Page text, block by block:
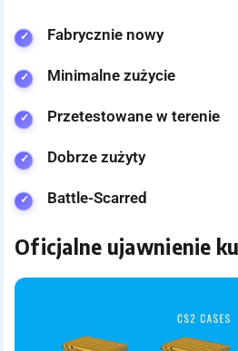
Fabrycznie nowy
Minimalne zużycie
Przetestowane w terenie
Dobrze zużyty
Battle-Scarred
Oficjalne ujawnienie